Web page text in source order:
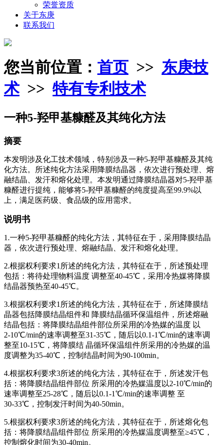
荣誉资质
关于东庚
联系我们
您当前位置： 首页 >> 东庚技
术>> 特有专利技术
一种5-羟甲基糠醛及其纯化方法
摘要
本发明涉及化工技术领域，特别涉及一种5‑羟甲基糠醛及其纯
化方法。所述纯化方法采用降膜结晶器，依次进行预处理、熔
融结晶、发汗和熔化处理。本发明通过降膜结晶器对5‑羟甲基
糠醛进行提纯，能够将5‑羟甲基糠醛的纯度提高至99.9%以
上，满足医药级、食品级的应用需求。
说明书
1.一种5‑羟甲基糠醛的纯化方法，其特征在于，采用降膜结晶
器，依次进行预处理、熔融结晶、发汗和熔化处理。
2.根据权利要求1所述的纯化方法，其特征在于，所述预处理
包括：将待处理物料温度 调整至40‑45℃，采用冷热媒将降膜
结晶器预热至40‑45℃。
3.根据权利要求1所述的纯化方法，其特征在于，所述降膜结
晶器包括降膜结晶组件和 降膜结晶循环保温组件，所述熔融
结晶包括：将降膜结晶组件部位所采用的冷热媒的温度 以
2‑10℃/min的速率调整至31‑35℃，随后以0.1‑1℃/min的速率调
整至10‑15℃，将降膜结 晶循环保温组件所采用的冷热媒的温
度调整为35‑40℃，控制结晶时间为90‑100min。
4.根据权利要求3所述的纯化方法，其特征在于，所述发汗包
括：将降膜结晶组件部位 所采用的冷热媒温度以2‑10℃/min的
速率调整至25‑28℃，随后以0.1‑1℃/min的速率调整 至
30‑33℃，控制发汗时间为40‑50min。
5.根据权利要求3所述的纯化方法，其特征在于，所述熔化包
括：将降膜结晶组件部位 所采用的冷热媒温度调整至≥45℃，
控制熔化时间为30‑40min。